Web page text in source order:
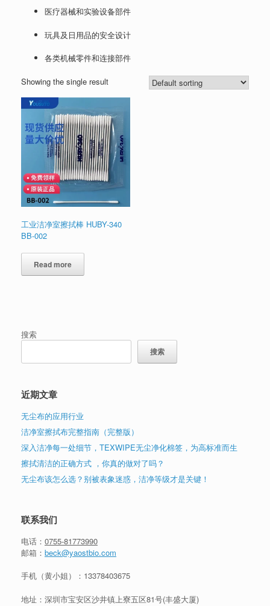
医疗器械和实验设备部件
玩具及日用品的安全设计
各类机械零件和连接部件
Showing the single result
工业洁净室擦拭棒 HUBY-340
BB-002
Read more
搜索
搜索
近期文章
无尘布的应用行业
洁净室擦拭布完整指南（完整版）
深入洁净每一处细节，TEXWIPE无尘净化棉签，为高标准而生
擦拭清洁的正确方式 ，你真的做对了吗？
无尘布该怎么选？别被表象迷惑，洁净等级才是关键！
联系我们
电话： 0755-81773990
邮箱： beck@yaostbio.com
手机（黄小姐）： 13378403675
地址：深圳市宝安区沙井镇上寮五区81号(丰盛大厦)